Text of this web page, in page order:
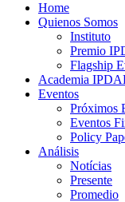
Home
Quienos Somos
Instituto
Premio
Flagship
Academia
Eventos
Próximos
Eventos
Policy
Análisis
Notícias
Presente
Promedio